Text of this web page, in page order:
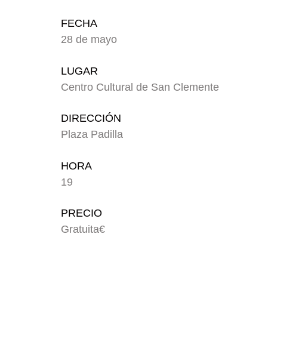
FECHA
28 de mayo
LUGAR
Centro Cultural de San Clemente
DIRECCIÓN
Plaza Padilla
HORA
19
PRECIO
Gratuita€